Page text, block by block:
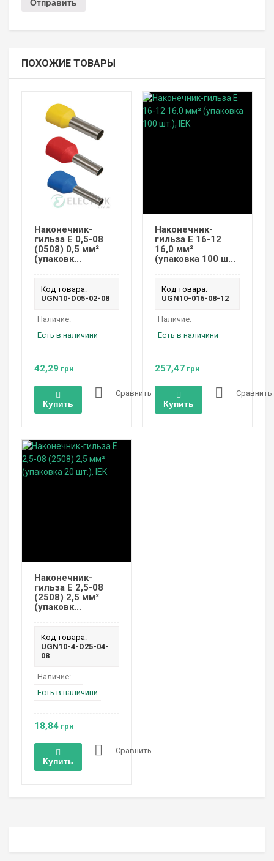
ПОХОЖИЕ ТОВАРЫ
Наконечник-
гильза Е 0,5-08
(0508) 0,5 мм²
(упаковк...
Код товара:
UGN10-D05-02-08
Наличие:
Есть в наличини
42,29 грн
Купить
Сравнить
Наконечник-
гильза Е 16-12
16,0 мм²
(упаковка 100 ш...
Код товара:
UGN10-016-08-12
Наличие:
Есть в наличини
257,47грн
Купить
Сравнить
Наконечник-
гильза Е 2,5-08
(2508) 2,5 мм²
(упаковк...
Код товара:
UGN10-4-D25-04-
08
Наличие:
Есть в наличини
18,84 грн
Купить
Сравнить